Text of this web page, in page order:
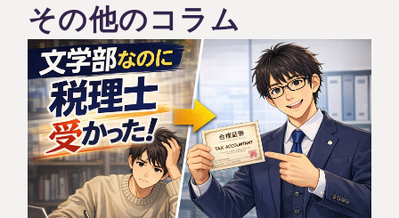
その他のコラム